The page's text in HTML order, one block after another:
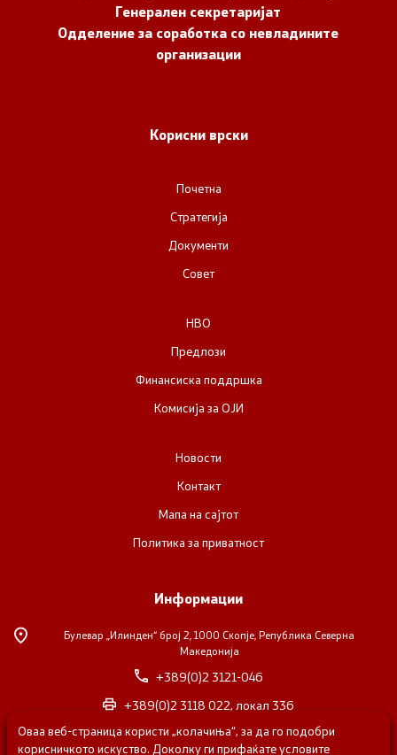
Генерален секретаријат
Одделение за соработка со невладините
организации
Корисни врски
Почетна
Стратегија
Документи
Совет
НВО
Предлози
Финансиска поддршка
Комисија за ОЈИ
Новости
Контакт
Мапа на сајтот
Политика за приватност
Информации
Булевар „Илинден“ број 2, 1000 Скопје, Република Северна
Македонија
+389(0)2 3121-046
+389(0)2 3118 022, локал 336
nvosorabotka@gs.gov.mk
Оваа веб-страница користи „колачиња“, за да го подобри
корисничкото искуство. Доколку ги прифаќате условите